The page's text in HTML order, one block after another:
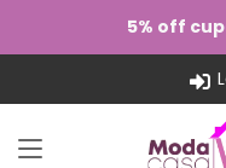
5% off